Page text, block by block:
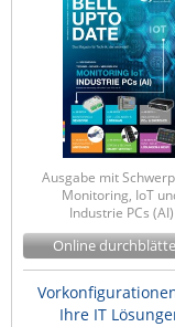
Ausgabe mit
Monitoring, IoT
Industrie PCs (AI)
Online
Ihre IT